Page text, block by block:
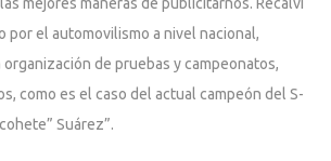
mejores maneras de publicitarnos. Recalvi
por el automovilismo a nivel nacional,
de pruebas y campeonatos,
como es el caso del actual campeón del S-
Suárez”.